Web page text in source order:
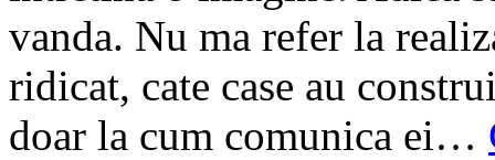
vanda. Nu ma refer la
ridicat, cate case au
doar la cum comunica ei…